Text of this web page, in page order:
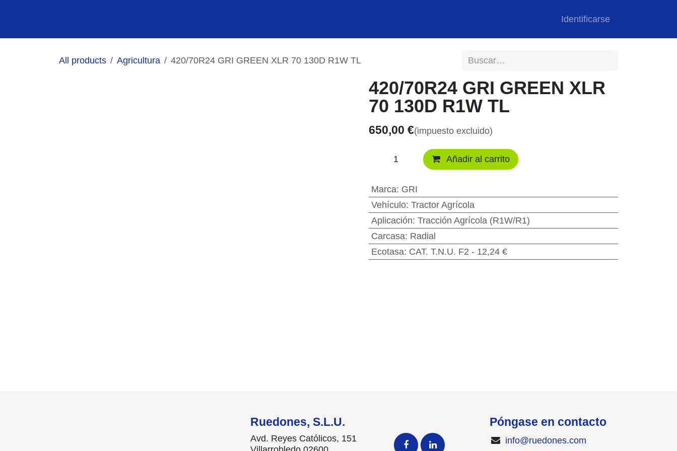
Identificarse
All products Agricultura 420/70R24 GRI GREEN XLR 70 130D R1W TL
420/70R24 GRI GREEN XLR
70 130D R1W TL
650,00 €(impuesto excluido)
Añadir al carrito
Marca: GRI
Vehículo: Tractor Agrícola
Aplicación: Tracción Agrícola (R1W/R1)
Carcasa: Radial
Ecotasa: CAT. T.N.U. F2 - 12,24 €
Ruedones, S.L.U.
Avd. Reyes Católicos, 151
Póngase en contacto
info@ruedones.com